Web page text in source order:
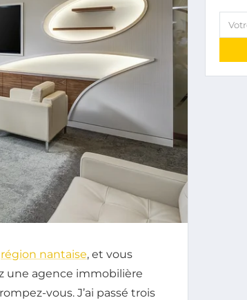
région nantaise, et vous
une agence immobilière
vous. J’ai passé trois